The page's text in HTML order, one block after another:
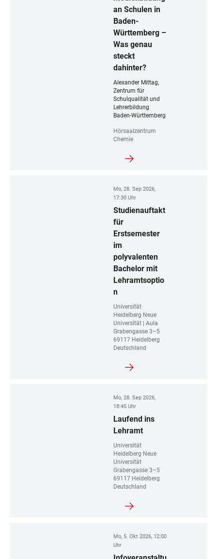
an Schulen in
Baden-
Württemberg –
Was genau
steckt
dahinter?
Alexander Mittag,
Zentrum für
Schulqualität und
Lehrerbildung
Baden-Württemberg
Hörsaalzentrum
Chemie
Mo, 28. Sep 2026,
17:30 Uhr
Studienauftakt
für
Erstsemester
im
polyvalenten
Bachelor mit
Lehramtsoptio
n
Universität
Heidelberg Neue
Universität | Aula
Grabengasse 3–5
69117 Heidelberg
Deutschland
Mo, 28. Sep 2026,
18:45 Uhr
Laufend ins
Lehramt
Universität
Heidelberg Neue
Universität
Grabengasse 3–5
69117 Heidelberg
Deutschland
Mo, 5. Okt 2026, 12:00
Uhr